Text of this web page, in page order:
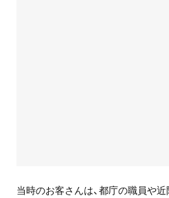
当時のお客さんは、都庁の職員や